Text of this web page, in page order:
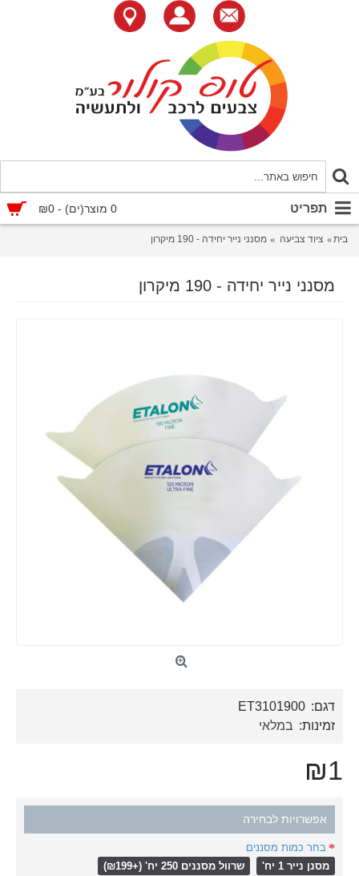
0 מוצר(ים) - ₪0 תפריט
בית ציוד צביעה מסנני נייר יחידה - 190 מיקרון
מסנני נייר יחידה - 190 מיקרון
דגם: ET3101900
זמינות: במלאי
₪1
אפשרויות לבחירה
בחר כמות מסננים
מסנן נייר 1 יח'
שרוול מסננים 250 יח' (+₪199)